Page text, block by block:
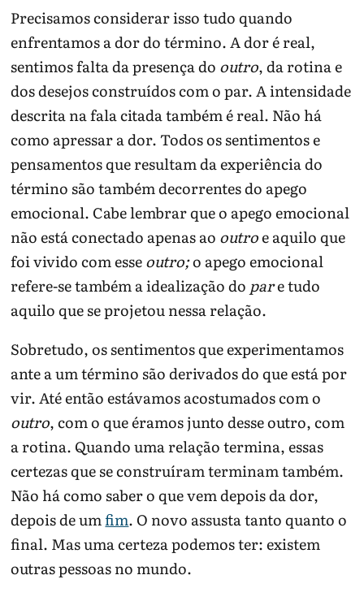
Precisamos considerar isso tudo quando
enfrentamos a dor do término. A dor é real,
sentimos falta da presença do outro, da rotina e
dos desejos construídos com o par. A intensidade
descrita na fala citada também é real. Não há
como apressar a dor. Todos os sentimentos e
pensamentos que resultam da experiência do
término são também decorrentes do apego
emocional. Cabe lembrar que o apego emocional
não está conectado apenas ao outroe aquilo que
foi vivido com esseoutro;o apego emocional
refere-se também a idealização do pare tudo
aquilo que se projetou nessa relação.
Sobretudo, os sentimentos que experimentamos
ante a um término são derivados do que está por
vir. Até então estávamos acostumados com o
outro, com o que éramos junto desse outro, com
a rotina. Quando uma relação termina, essas
certezas que se construíram terminam também.
Não há como saber o que vem depois da dor,
depois de umfim. O novo assusta tanto quanto o
final. Mas uma certeza podemos ter: existem
outras pessoas no mundo.